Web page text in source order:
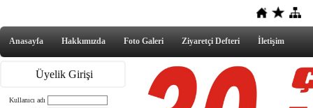
Anasayfa Hakkımızda Foto Galeri Ziyaretçi Defteri İletişim
Üyelik Girişi
Kullanıcı adı